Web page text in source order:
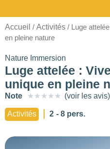
Accueil / Activités / Luge
en pleine nature
Nature Immersion
Luge attelée :
unique en pleine
Note ★★★★★ (voir les avis)
Activités 2 - 8 pers.